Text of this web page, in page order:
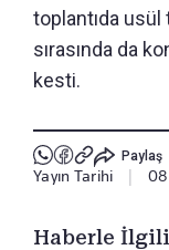
toplantıda usül
sırasında da
kesti.
Paylaş
Yayın Tarihi 08
Haberle İlgili